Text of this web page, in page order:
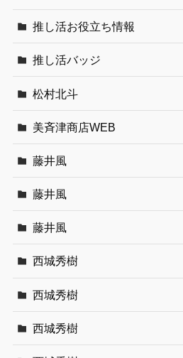
推し活お役立ち情報
推し活バッジ
松村北斗
美斉津商店WEB
藤井風
藤井風
藤井風
西城秀樹
西城秀樹
西城秀樹